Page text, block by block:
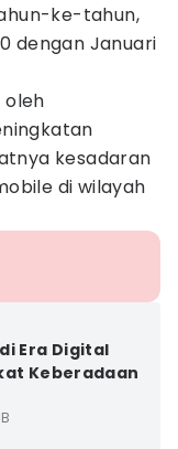
ke-tahun,
dengan Januari
oleh
kesadaran
di wilayah
Era Digital
Keberadaan